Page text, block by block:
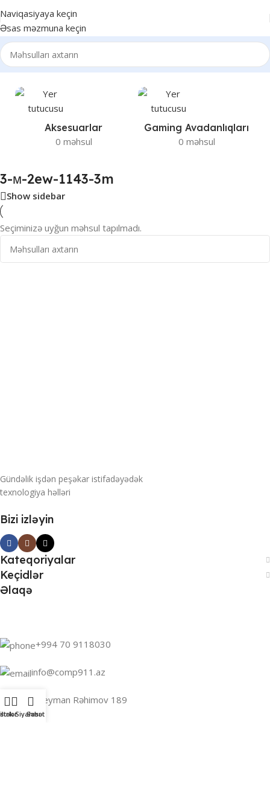
Naviqasiyaya keçin
Əsas məzmuna keçin
Ev/“3-м-2ew-1143-3m” etiketli məhsullar
Aksesuarlar
0 məhsul
Gaming Avadanlıqları
0 məhsul
3-м-2ew-1143-3m
Show sidebar
Seçiminizə uyğun məhsul tapılmadı.
Gündəlik işdən peşəkar istifadəyədək
texnologiya həlləri
Bizi izləyin
Kateqoriyalar
Keçidlər
Əlaqə
+994 70 9118030
info@comp911.az
Bakı, Süleyman Rəhimov 189
Siyahısı
Səbət